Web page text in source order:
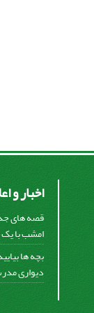
اخبار و
قصه های
امشب با
بچه ها
دیواری